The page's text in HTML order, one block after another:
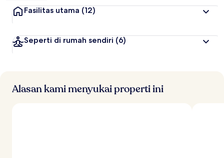
Fasilitas utama (12)
Seperti di rumah sendiri (6)
Alasan kami menyukai properti ini